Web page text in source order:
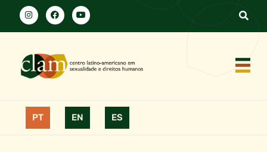
PT EN ES